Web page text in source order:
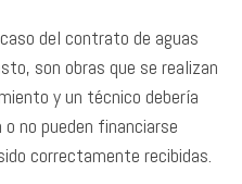
del contrato de aguas
son obras que se realizan
y un técnico debería
no pueden financiarse
correctamente recibidas.